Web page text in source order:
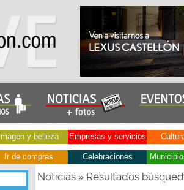
Imagen y belleza Empresas y servicios
Ir de compras Celebraciones
Noticias» Resultados